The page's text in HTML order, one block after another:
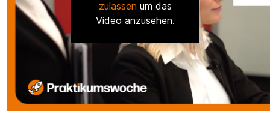
zulassen um das
Video anzusehen.